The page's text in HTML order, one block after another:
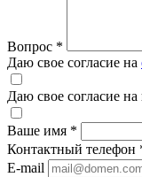
Вопрос *
Даю свое согласие на
Даю свое согласие
Ваше имя *
Контактный телефон
E-mail